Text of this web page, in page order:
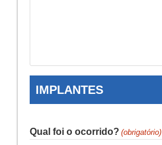
IMPLANTES
Qual foi o ocorrido? (obrigatório)